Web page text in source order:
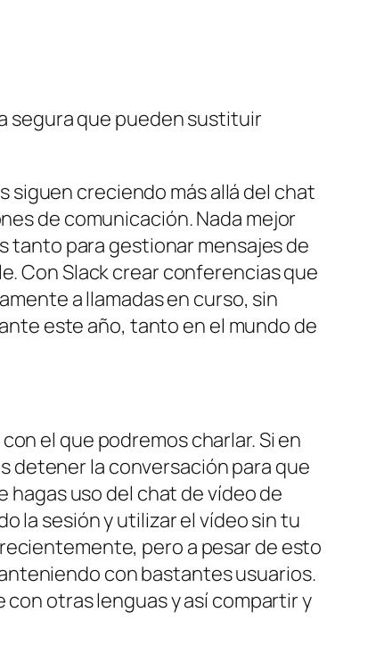
segura que pueden sustituir
siguen creciendo más allá del chat
de comunicación. Nada mejor
tanto para gestionar mensajes de
Con Slack crear conferencias que
a llamadas en curso, sin
este año, tanto en el mundo de
el que podremos charlar. Si en
detener la conversación para que
hagas uso del chat de vídeo de
la sesión y utilizar el vídeo sin tu
pero a pesar de esto
con bastantes usuarios.
otras lenguas y así compartir y